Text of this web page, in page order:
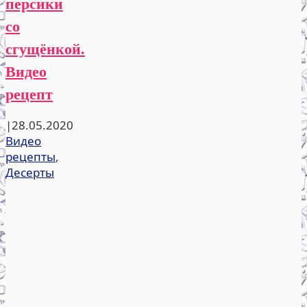
со
сгущёнкой.
Видео
рецепт
|28.05.2020
Видео
рецепты,
Десерты